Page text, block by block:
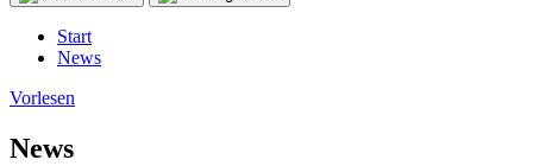
Start
News
Vorlesen
News